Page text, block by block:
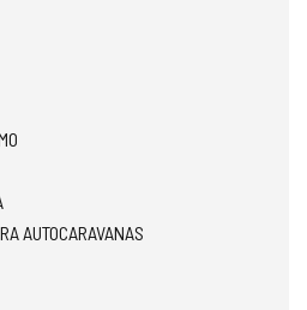
AUTOCARAVANAS